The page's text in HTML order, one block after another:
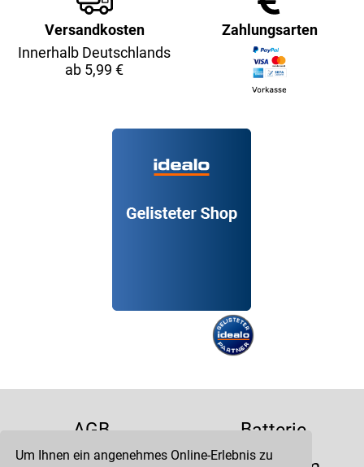
Um Ihnen ein angenehmes Online-Erlebnis zu
Versandkosten
Innerhalb Deutschlands
ab 5,99 €
Zahlungsarten
AGB
Batterie